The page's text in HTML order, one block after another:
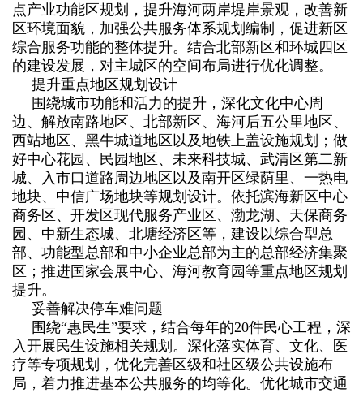
点产业功能区规划，提升海河两岸堤岸景观，改善新
区环境面貌，加强公共服务体系规划编制，促进新区
综合服务功能的整体提升。结合北部新区和环城四区
的建设发展，对主城区的空间布局进行优化调整。
提升重点地区规划设计
围绕城市功能和活力的提升，深化文化中心周
边、解放南路地区、北部新区、海河后五公里地区、
西站地区、黑牛城道地区以及地铁上盖设施规划；做
好中心花园、民园地区、未来科技城、武清区第二新
城、入市口道路周边地区以及南开区绿荫里、一热电
地块、中信广场地块等规划设计。依托滨海新区中心
商务区、开发区现代服务产业区、渤龙湖、天保商务
园、中新生态城、北塘经济区等，建设以综合型总
部、功能型总部和中小企业总部为主的总部经济集聚
区；推进国家会展中心、海河教育园等重点地区规划
提升。
妥善解决停车难问题
围绕“惠民生”要求，结合每年的20件民心工程，深
入开展民生设施相关规划。深化落实体育、文化、医
疗等专项规划，优化完善区级和社区级公共设施布
局，着力推进基本公共服务的均等化。优化城市交通